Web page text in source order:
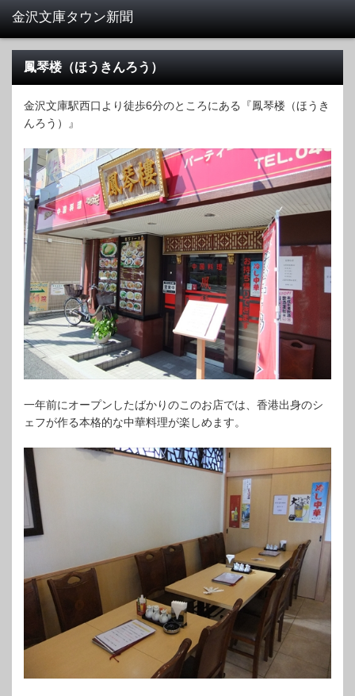
鳳琴楼（ほうきんろう）
金沢文庫駅西口より徒歩6分のところにある『鳳琴楼（ほうき
んろう）』
一年前にオープンしたばかりのこのお店では、香港出身のシ
ェフが作る本格的な中華料理が楽しめます。